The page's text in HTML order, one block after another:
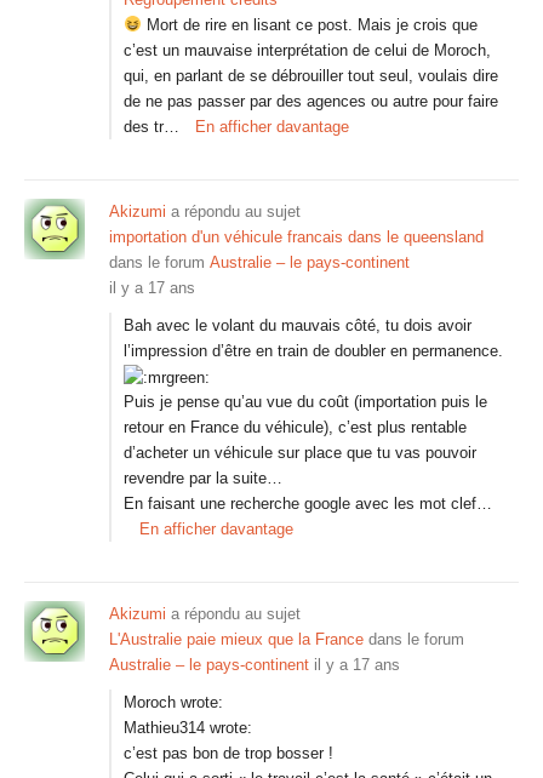
Mort de rire en lisant ce post. Mais je crois que
c’est un mauvaise interprétation de celui de Moroch,
qui, en parlant de se débrouiller tout seul, voulais dire
de ne pas passer par des agences ou autre pour faire
des tr…
En afficher davantage
Akizumi a répondu au sujet
importation d'un véhicule francais dans le queensland
dans le forum Australie – le pays-continent
il y a 17 ans
Bah avec le volant du mauvais côté, tu dois avoir
l’impression d’être en train de doubler en permanence.
Puis je pense qu’au vue du coût (importation puis le
retour en France du véhicule), c’est plus rentable
d’acheter un véhicule sur place que tu vas pouvoir
revendre par la suite…
En faisant une recherche google avec les mot clef…
En afficher davantage
Akizumi a répondu au sujet
L'Australie paie mieux que la France dans le forum
Australie – le pays-continent il y a 17 ans
Moroch wrote:
Mathieu314 wrote:
c’est pas bon de trop bosser !